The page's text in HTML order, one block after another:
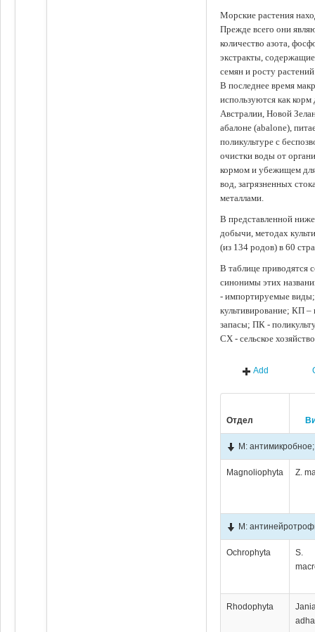
Морские растения
Прежде всего они
количество азота,
экстракты,
семян и росту
В последнее время
используются как
Австралии, Новой
абалоне (abalone),
поликультуре с
очистки воды от
кормом и убежищем
вод, загрязненных
металлами.
В представленной
добычи, методах
(из 134 родов) в 60
В таблице приводятся
синонимы этих
- импортируемые
культивирование; КП
запасы; ПК -
СХ - сельское
Add
Отдел
М: антимикробное;
Magnoliophyta Z.
М:
Ochrophyta
S.
Rhodophyta